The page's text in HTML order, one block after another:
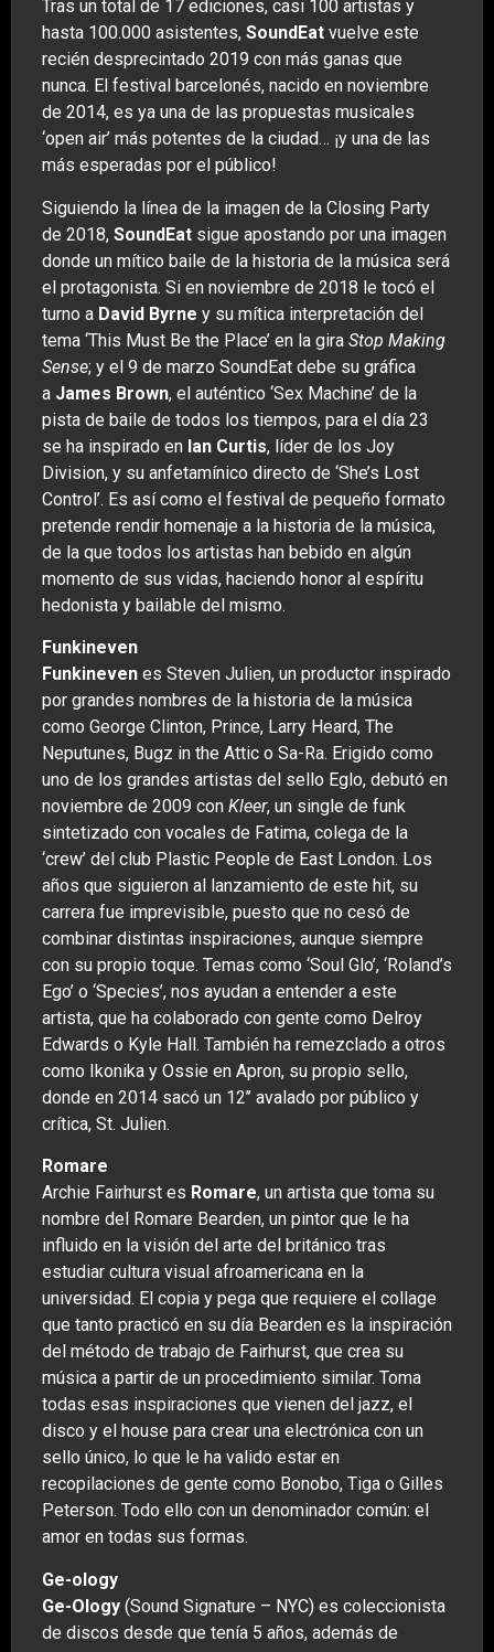
Tras un total de 17 ediciones, casi 100 artistas y
hasta 100.000 asistentes, SoundEat vuelve este
recién desprecintado 2019 con más ganas que
nunca. El festival barcelonés, nacido en noviembre
de 2014, es ya una de las propuestas musicales
‘open air’ más potentes de la ciudad… ¡y una de las
más esperadas por el público!
Siguiendo la línea de la imagen de la Closing Party
de 2018, SoundEat sigue apostando por una imagen
donde un mítico baile de la historia de la música será
el protagonista. Si en noviembre de 2018 le tocó el
turno a David Byrne y su mítica interpretación del
tema ‘This Must Be the Place’ en la gira Stop Making
Sense; y el 9 de marzo SoundEat debe su gráfica
a James Brown, el auténtico ‘Sex Machine’ de la
pista de baile de todos los tiempos, para el día 23
se ha inspirado en Ian Curtis, líder de los Joy
Division, y su anfetamínico directo de ‘She’s Lost
Control’. Es así como el festival de pequeño formato
pretende rendir homenaje a la historia de la música,
de la que todos los artistas han bebido en algún
momento de sus vidas, haciendo honor al espíritu
hedonista y bailable del mismo.
Funkineven
Funkineven es Steven Julien, un productor inspirado
por grandes nombres de la historia de la música
como George Clinton, Prince, Larry Heard, The
Neputunes, Bugz in the Attic o Sa-Ra. Erigido como
uno de los grandes artistas del sello Eglo, debutó en
noviembre de 2009 con Kleer, un single de funk
sintetizado con vocales de Fatima, colega de la
‘crew’ del club Plastic People de East London. Los
años que siguieron al lanzamiento de este hit, su
carrera fue imprevisible, puesto que no cesó de
combinar distintas inspiraciones, aunque siempre
con su propio toque. Temas como ‘Soul Glo’, ‘Roland’s
Ego’ o ‘Species’, nos ayudan a entender a este
artista, que ha colaborado con gente como Delroy
Edwards o Kyle Hall. También ha remezclado a otros
como Ikonika y Ossie en Apron, su propio sello,
donde en 2014 sacó un 12’’ avalado por público y
crítica, St. Julien.
Romare
Archie Fairhurst es Romare, un artista que toma su
nombre del Romare Bearden, un pintor que le ha
influido en la visión del arte del británico tras
estudiar cultura visual afroamericana en la
universidad. El copia y pega que requiere el collage
que tanto practicó en su día Bearden es la inspiración
del método de trabajo de Fairhurst, que crea su
música a partir de un procedimiento similar. Toma
todas esas inspiraciones que vienen del jazz, el
disco y el house para crear una electrónica con un
sello único, lo que le ha valido estar en
recopilaciones de gente como Bonobo, Tiga o Gilles
Peterson. Todo ello con un denominador común: el
amor en todas sus formas.
Ge-ology
Ge-Ology (Sound Signature – NYC) es coleccionista
de discos desde que tenía 5 años, además de